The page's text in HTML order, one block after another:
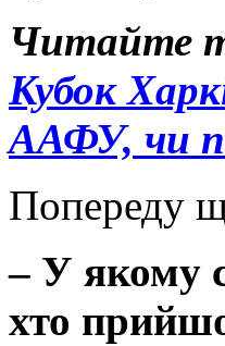
Читайте
Кубок
ААФУ, чи
Попереду
– У якому
хто